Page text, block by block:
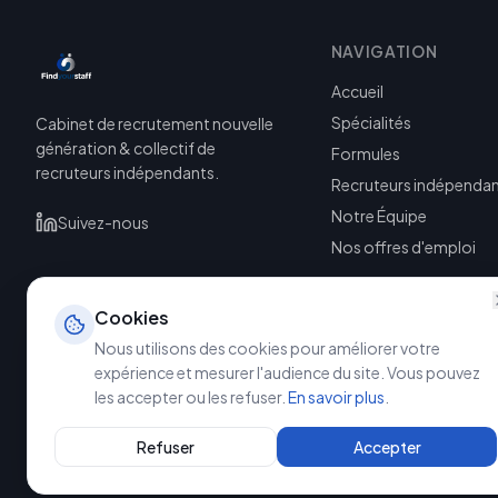
Cabinet de recrutement nouvelle
génération & collectif de
recruteurs indépendants.
Suivez-nous
NAVIGATION
Accueil
Spécialités
Formules
Recruteurs
Notre Équipe
Nos offres d'emploi
©2026
Cookies
Nous utilisons des cookies pour améliorer votre
expérience et mesurer l'audience du site. Vous pouvez
les accepter ou les refuser. En savoir plus
Refuser Accepter